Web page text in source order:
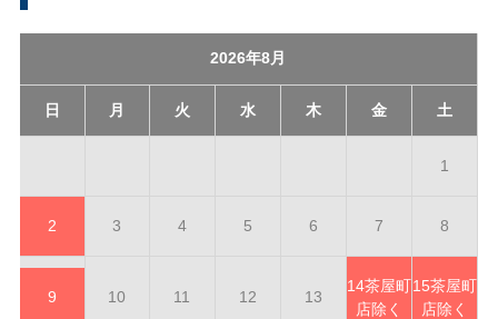
2026年8月
日 月 火 水 木 金 土
1
2 3 4 5 6 7 8
9 10 11 12 13
14茶屋町
店除く
15茶屋町
店除く